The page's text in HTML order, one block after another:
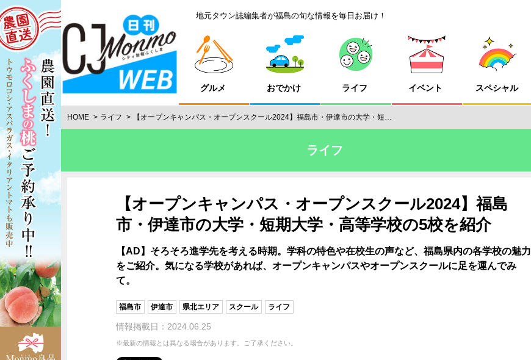
地元タウン誌編集者が福島の旬な情報を毎日お届け！
グルメ おでかけ ライフ イベント スペシャル
HOME ライフ 【オープンキャンパス・オープンスクール2024】福島市・伊達市の大学・短…
ライフ
【オープンキャンパス・オープンスクール2024】福島
市・伊達市の大学・短期大学・高等学校の5校を紹介
【AD】そろそろ進学先を考える時期。学科の特色や在校生の声など、福島県内の各学校の魅力
をご紹介。気になる学校があれば、オープンキャンパスやオープンスクールに足を運んでみ
て。
福島市 伊達市 県北エリア スクール ライフ
情報掲載日：2024.06.25
※最新の情報とは異なる場合があります。ご了承ください。